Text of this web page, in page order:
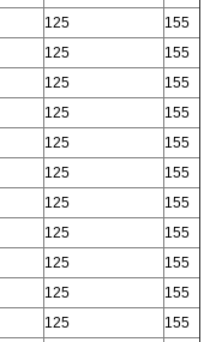
125
155
125
155
125
155
125
155
125
155
125
155
125
155
125
155
125
155
125
155
125
155